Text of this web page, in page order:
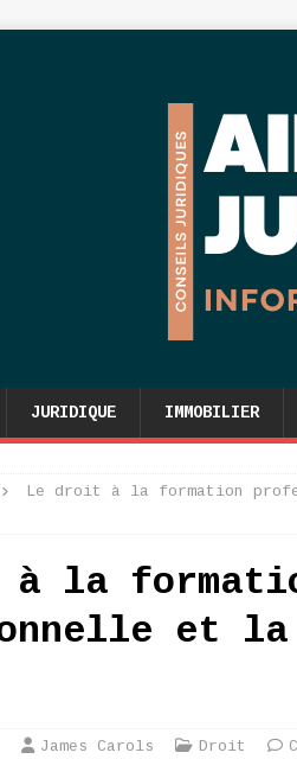
JURIDIQUE IMMOBILIER
Le droit à la formation
la
et la
James Carols Droit